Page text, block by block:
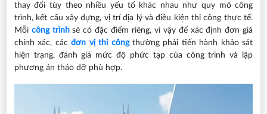
thay đổi tùy theo nhiều yếu tố khác nhau như quy mô công
trình, kết cấu xây dựng, vị trí địa lý và điều kiện thi công thực tế.
Mỗi công trình sẽ có đặc điểm riêng, vì vậy để xác định đơn giá
chính xác, cácđơn vị thi côngthường phải tiến hành khảo sát
hiện trạng, đánh giá mức độ phức tạp của công trình và lập
phương án tháo dỡ phù hợp.